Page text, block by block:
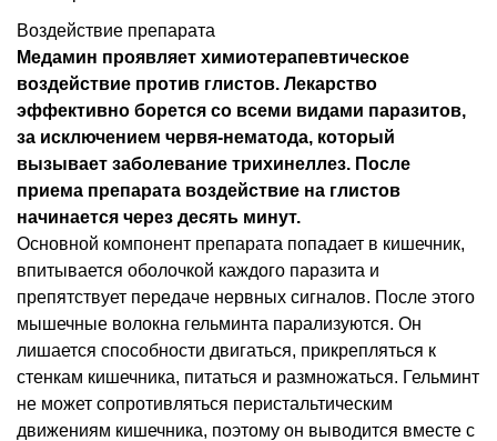
Воздействие препарата
Медамин проявляет химиотерапевтическое
воздействие против глистов. Лекарство
эффективно борется со всеми видами паразитов,
за исключением червя-нематода, который
вызывает заболевание трихинеллез. После
приема препарата воздействие на глистов
начинается через десять минут.
Основной компонент препарата попадает в кишечник,
впитывается оболочкой каждого паразита и
препятствует передаче нервных сигналов. После этого
мышечные волокна гельминта парализуются. Он
лишается способности двигаться, прикрепляться к
стенкам кишечника, питаться и размножаться. Гельминт
не может сопротивляться перистальтическим
движениям кишечника, поэтому он выводится вместе с